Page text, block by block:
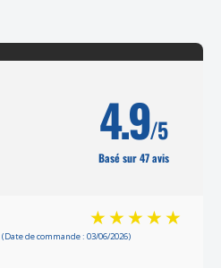
4.9/5
Basé sur 47 avis
(Date de commande : 03/06/2026)